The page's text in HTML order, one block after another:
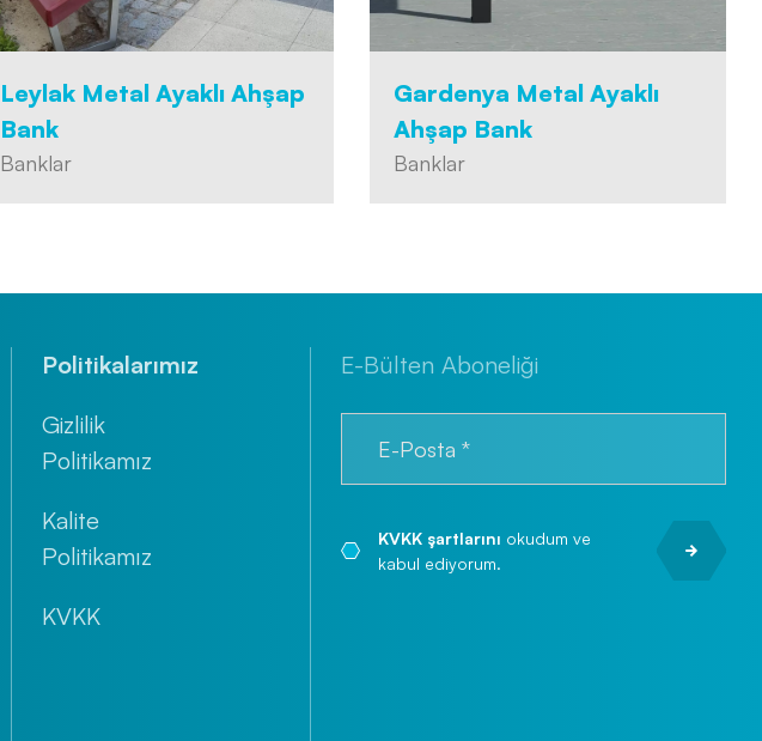
Leylak Metal Ayaklı Ahşap
Bank
Banklar
Gardenya Metal Ayaklı
Ahşap Bank
Banklar
Politikalarımız
Gizlilik
Politikamız
Kalite
Politikamız
KVKK
E-Bülten Aboneliği
KVKK şartlarını okudum ve
kabul ediyorum.